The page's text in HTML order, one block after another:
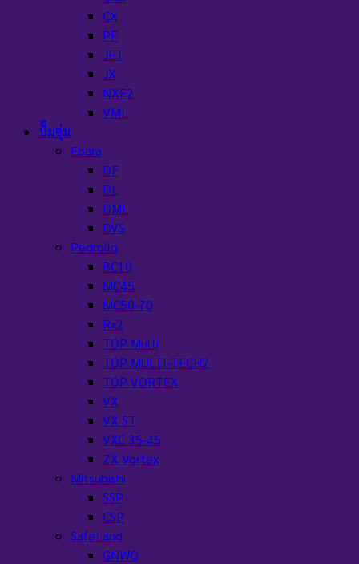
CX
PF
JET
JX
NXF2
VML
ปั๊มจุ่ม
Ebara
DF
DL
DML
DVS
Pedrollo
BC10
MC45
MC50-70
Rx2
TOP Multi
TOP MULTI-TECH2
TOP VORTEX
VX
VX ST
VXC 35-45
ZX Vortex
Mitsubishi
SSP
CSP
SafeLand
GNWQ